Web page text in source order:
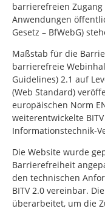
barrierefreien
Anwendungen
Gesetz – BfWebG)
Maßstab für die
barrierefreie
Guidelines) 2.1 auf
(Web Standard)
europäischen Norm
weiterentwickelte
Informationstechnik-
Die Website wurde
Barrierefreiheit
den technischen
BITV 2.0 vereinbar.
überarbeitet, um die